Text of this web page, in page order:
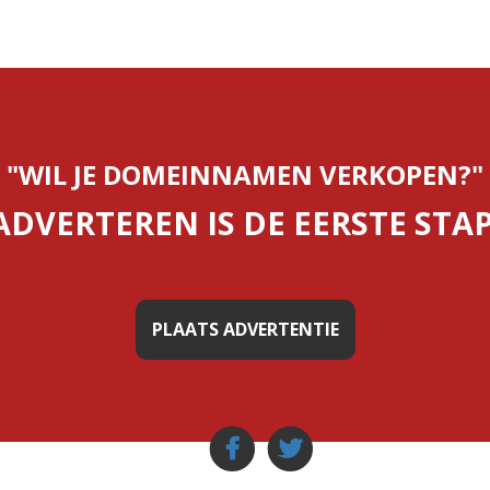
"WIL JE DOMEINNAMEN VERKOPEN?"
IS DE EERSTE
PLAATS ADVERTENTIE